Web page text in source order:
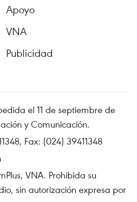
Apoyo
VNA
Publicidad
el 11 de septiembre de
y Comunicación.
Fax: (024) 39411348
VNA. Prohibida su
sin autorización expresa por